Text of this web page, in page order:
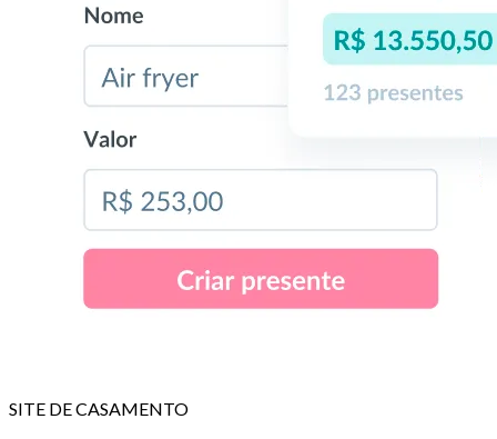
SITE DE CASAMENTO